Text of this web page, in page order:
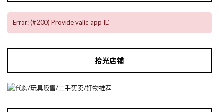
Error: (#200) Provide valid app ID
拾光店铺